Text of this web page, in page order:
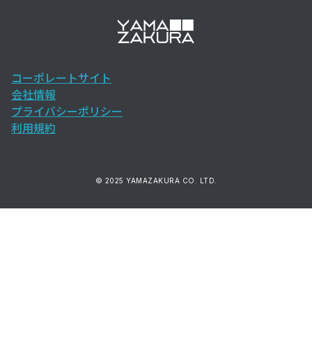
コーポレートサイト
会社情報
プライバシーポリシー
利用規約
© 2025 YAMAZAKURA CO. LTD.